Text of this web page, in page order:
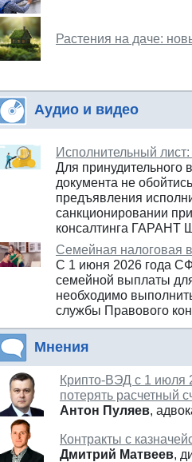
Растения на даче:
Аудио и видео
Исполнительный
Для принудительного
документа не
предъявления
санкционировании
консалтинга ГАРАНТ
Семейная налоговая
С 1 июня 2026 года
семейной выплаты
необходимо
службы Правового
Мнения
Крипто-ВЭД с 1 июля
потерять расчетный
Антон Пуляев,
Контракты с
Дмитрий Матвеев,